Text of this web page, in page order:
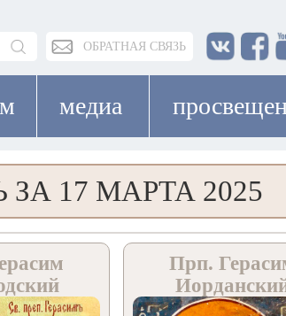
ОБРАТНАЯ СВЯЗЬ
медиа
17 МАРТА 2025
Прп.